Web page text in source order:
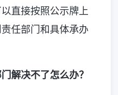
直接按照公示牌上
任部门和具体承办
解决不了怎么办？